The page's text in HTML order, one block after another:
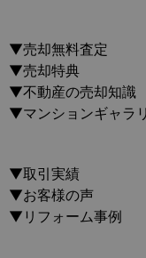
▼売却無料査定
▼売却特典
▼不動産の売却知識
▼マンションギャラ
▼取引実績
▼お客様の声
▼リフォーム事例